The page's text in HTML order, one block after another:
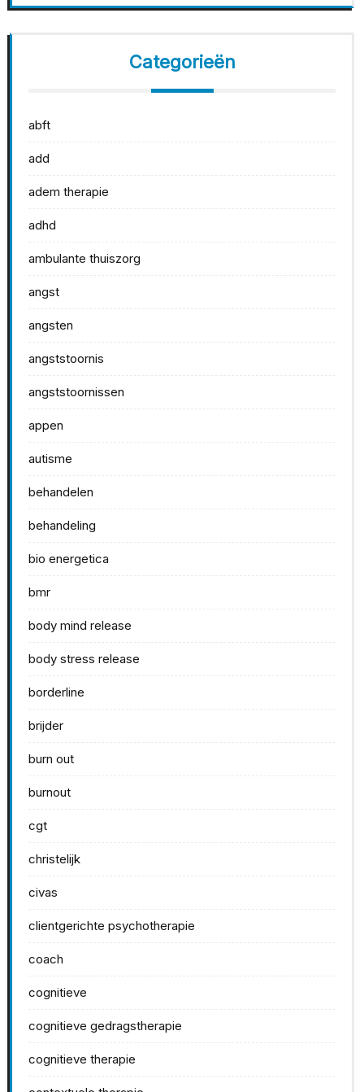
Categorieën
abft
add
adem therapie
adhd
ambulante thuiszorg
angst
angsten
angststoornis
angststoornissen
appen
autisme
behandelen
behandeling
bio energetica
bmr
body mind release
body stress release
borderline
brijder
burn out
burnout
cgt
christelijk
civas
clientgerichte psychotherapie
coach
cognitieve
cognitieve gedragstherapie
cognitieve therapie